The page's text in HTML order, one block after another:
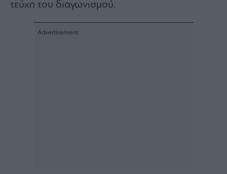
τεύχη του διαγωνισμού.